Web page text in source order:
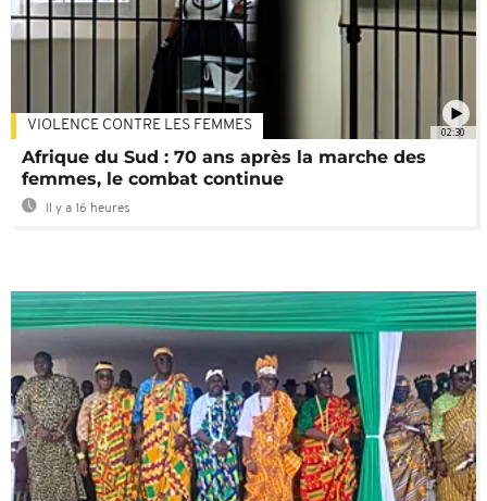
02:30
VIOLENCE CONTRE LES FEMMES
Afrique du Sud : 70 ans après la marche des
femmes, le combat continue
Il y a 16 heures